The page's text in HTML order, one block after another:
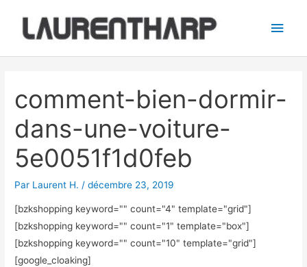
contenu
comment-bien-dormir-
dans-une-voiture-
5e0051f1d0feb
Par Laurent H. /décembre 23, 2019
[bzkshopping keyword="" count="4" template="grid"]
[bzkshopping keyword="" count="1" template="box"]
[bzkshopping keyword="" count="10" template="grid"]
[google_cloaking]
articles